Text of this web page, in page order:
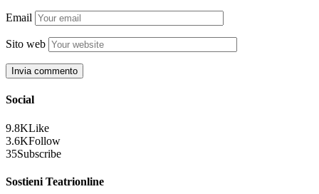
Email
Sito web
Social
9.8KLike
3.6KFollow
35Subscribe
Sostieni Teatrionline